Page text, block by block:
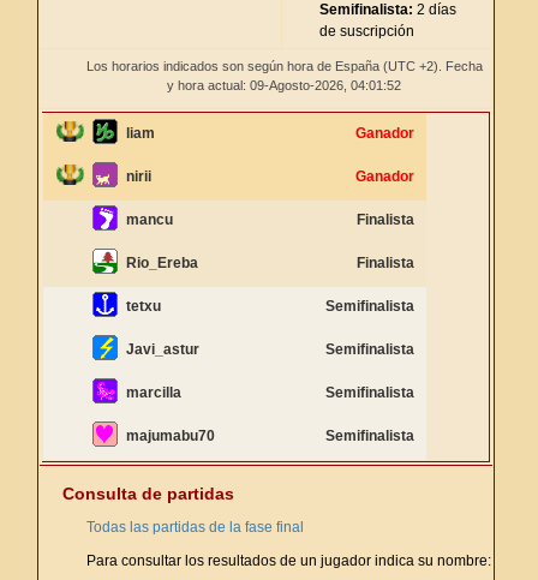
Semifinalista: 2 días
de suscripción
Los horarios indicados son según hora de España (UTC +2). Fecha
y hora actual: 09-Agosto-2026, 04:01:52
liam Ganador
nirii Ganador
mancu Finalista
Rio_Ereba Finalista
tetxu Semifinalista
Javi_astur Semifinalista
marcilla Semifinalista
majumabu70 Semifinalista
Consulta de partidas
Todas las partidas de la fase final
Para consultar los resultados de un jugador indica su nombre: